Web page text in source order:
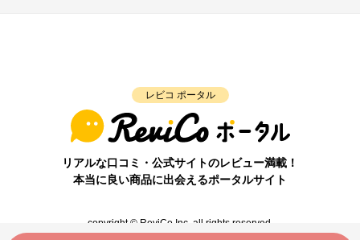
レビコ ポータル
リアルな口コミ・公式サイトのレビュー満載！
本当に良い商品に出会えるポータルサイト
copyright © ReviCo Inc. all rights reserved.